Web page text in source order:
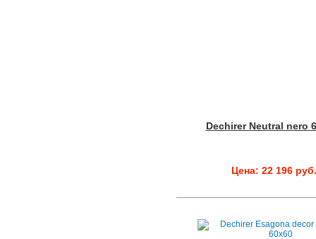
Dechirer Neutral nero
Цена: 22 196 руб.